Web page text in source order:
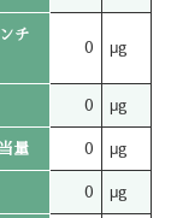
チ
0 μg
0 μg
量 0 μg
0 μg